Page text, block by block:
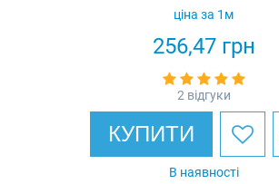
256,47грн
ціна за 1м
2 відгуки
КУПИТИ
В наявності